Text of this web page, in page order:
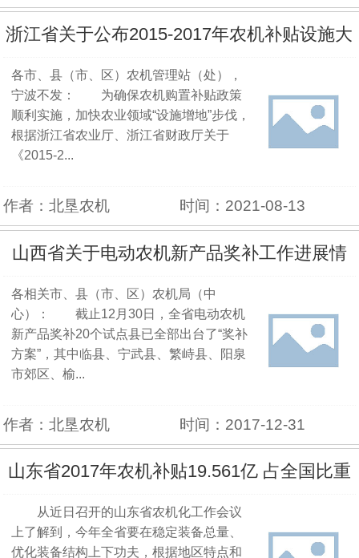
浙江省关于公布2015-2017年农机补贴设施大
棚及玻璃温室生产企业及其产品的通知
各市、县（市、区）农机管理站（处），
宁波不发： 为确保农机购置补贴政策
顺利实施，加快农业领域“设施增地”步伐，
根据浙江省农业厅、浙江省财政厅关于
《2015-2...
作者：北垦农机 时间：2021-08-13
山西省关于电动农机新产品奖补工作进展情
况第三次通报
各相关市、县（市、区）农机局（中
心）： 截止12月30日，全省电动农机
新产品奖补20个试点县已全部出台了“奖补
方案”，其中临县、宁武县、繁峙县、阳泉
市郊区、榆...
作者：北垦农机 时间：2017-12-31
山东省2017年农机补贴19.561亿 占全国比重
增加
从近日召开的山东省农机化工作会议
上了解到，今年全省要在稳定装备总量、
优化装备结构上下功夫，根据地区特点和